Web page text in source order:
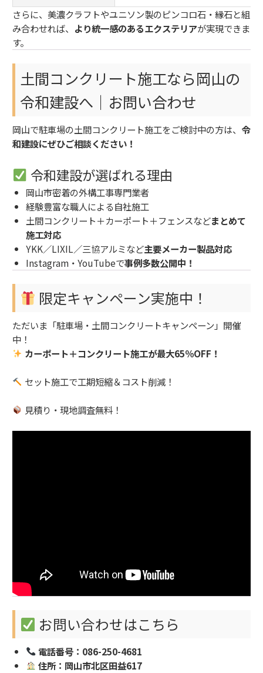
さらに、美濃クラフトやユニソン製のピンコロ石・縁石と組
み合わせれば、 より統一感のあるエクステリアが実現できま
す。
土間コンクリート施工なら岡山の
令和建設へ｜お問い合わせ
岡山で駐車場の土間コンクリート施工をご検討中の方は、 令
和建設にぜひご相談ください！
令和建設が選ばれる理由
岡山市密着の外構工事専門業者
経験豊富な職人による自社施工
土間コンクリート＋カーポート＋フェンスなどまとめて
施工対応
YKK／LIXIL／三協アルミなど主要メーカー製品対応
Instagram・YouTubeで事例多数公開中！
限定キャンペーン実施中！
ただいま「駐車場・土間コンクリートキャンペーン」開催
中！
カーポート＋コンクリート施工が最大65％OFF！
セット施工で工期短縮＆コスト削減！
見積り・現地調査無料！
お問い合わせはこちら
電話番号：086-250-4681
住所：岡山市北区田益617